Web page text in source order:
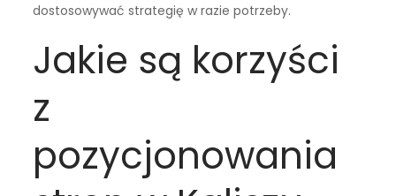
dostosowywać strategię w razie potrzeby.
Jakie są korzyści
z
pozycjonowania